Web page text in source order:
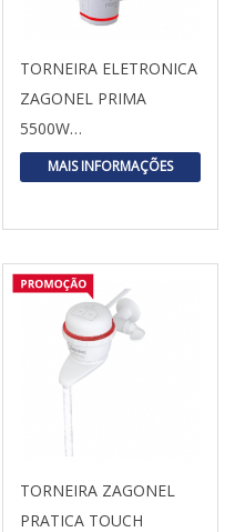
TORNEIRA ELETRONICA
ZAGONEL PRIMA
5500W…
MAIS INFORMAÇÕES
TORNEIRA ZAGONEL
PRATICA TOUCH